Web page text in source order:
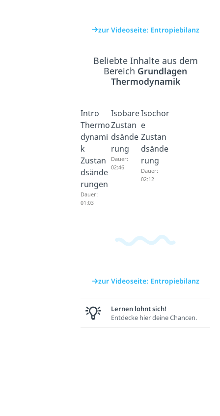
zur Videoseite: Entropiebilanz
Beliebte Inhalte aus dem
Bereich Grundlagen
Thermodynamik
Intro
Thermo
dynami
k
Zustan
dsände
rungen
Dauer:
01:03
Isobare
Zustan
dsände
rung
Dauer:
02:46
Isochor
e
Zustan
dsände
rung
Dauer:
02:12
zur Videoseite: Entropiebilanz
Lernen lohnt sich!
Entdecke hier deine Chancen.